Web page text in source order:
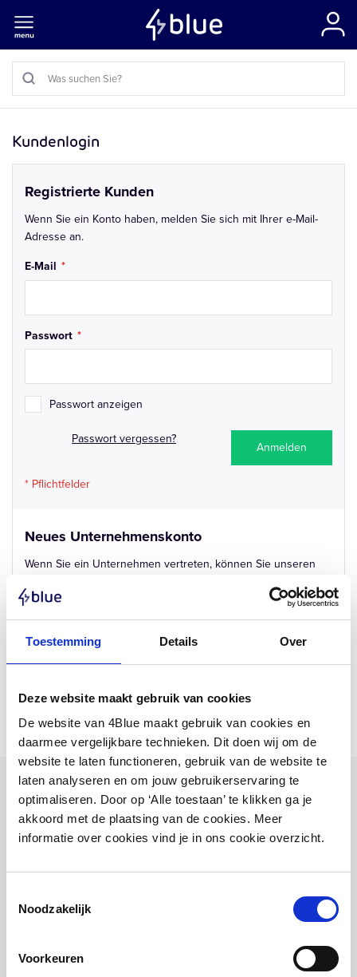
Toestemming Details Over
Deze website maakt gebruik van cookies
De website van 4Blue maakt gebruik van cookies en
daarmee vergelijkbare technieken. Dit doen wij om de
website te laten functioneren, gebruik van de website te
laten analyseren en om jouw gebruikerservaring te
optimaliseren. Door op ‘Alle toestaan’ te klikken ga je
akkoord met de plaatsing van de cookies. Meer
informatie over cookies vind je in ons cookie overzicht.
Noodzakelijk
Voorkeuren
Kundenlogin
Registrierte Kunden
Wenn Sie ein Konto haben, melden Sie sich mit Ihrer e-Mail-
Adresse an.
E-Mail
Passwort
Passwort anzeigen
Anmelden
Passwort vergessen?
Neues Unternehmenskonto
Wenn Sie ein Unternehmen vertreten, können Sie unseren
Firmenkontos erhalten alle Firmenmitglieder Zugang zu B2B-
Funktionen wie Angebote, Firmennutzerverwaltung,
Schnellbestellung und mehr.
Unternehmenskonto erstellen
Hast du eine Frage? Nimm Kontakt mit uns
auf!
17:00 Uhr erreichbar.
Schreib eine E-Mail
WhatsApp uns